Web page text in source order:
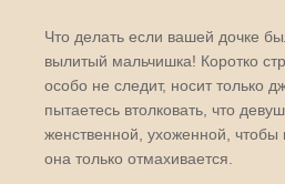
Что делать если вашей дочке
вылитый мальчишка! Коротко
особо не следит, носит только
пытаетесь втолковать, что
женственной, ухоженной,
она только отмахивается.